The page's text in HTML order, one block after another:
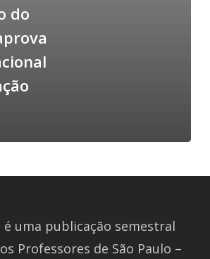
do
é uma publicação semestral
Professores de São Paulo –